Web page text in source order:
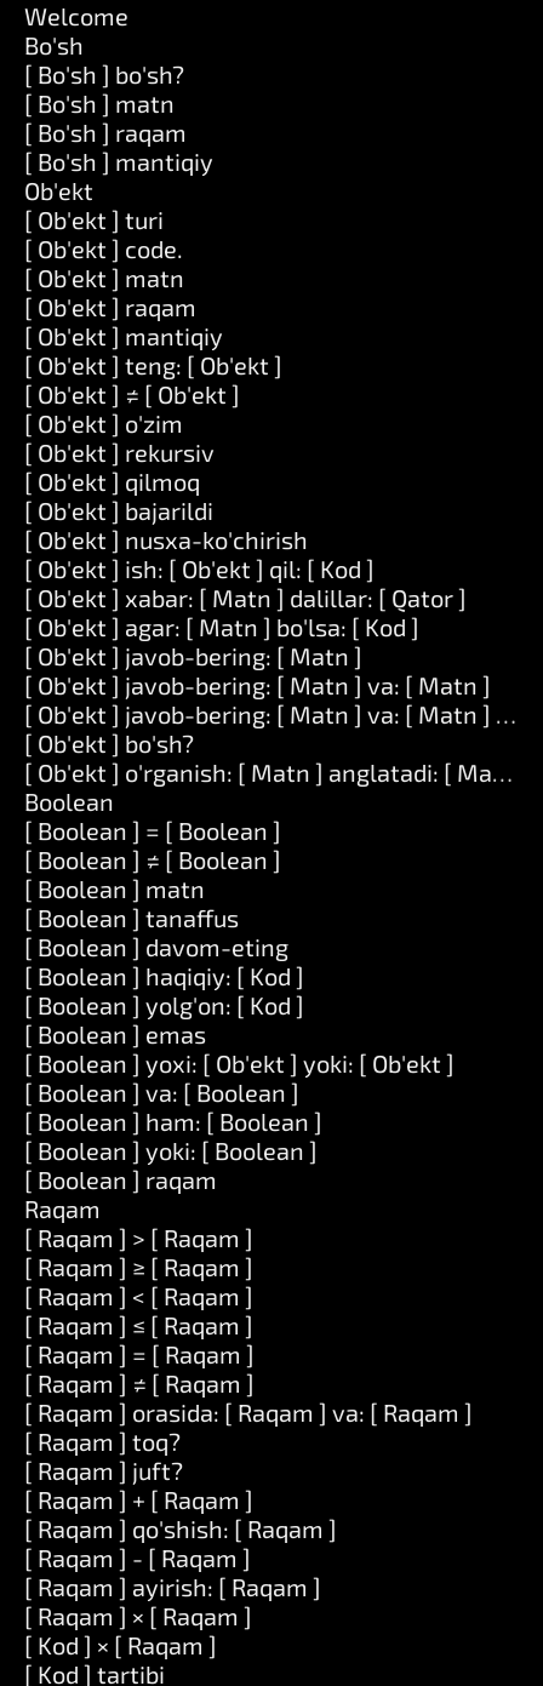
Welcome
Bo'sh
[ Bo'sh ] bo'sh?
[ Bo'sh ] matn
[ Bo'sh ] raqam
[ Bo'sh ] mantiqiy
Ob'ekt
[ Ob'ekt ] turi
[ Ob'ekt ] code.
[ Ob'ekt ] matn
[ Ob'ekt ] raqam
[ Ob'ekt ] mantiqiy
[ Ob'ekt ] teng: [ Ob'ekt ]
[ Ob'ekt ] ≠ [ Ob'ekt ]
[ Ob'ekt ] o'zim
[ Ob'ekt ] rekursiv
[ Ob'ekt ] qilmoq
[ Ob'ekt ] bajarildi
[ Ob'ekt ] nusxa-ko'chirish
[ Ob'ekt ] ish: [ Ob'ekt ] qil: [ Kod ]
[ Ob'ekt ] xabar: [ Matn ] dalillar: [ Qator ]
[ Ob'ekt ] agar: [ Matn ] bo'lsa: [ Kod ]
[ Ob'ekt ] javob-bering: [ Matn ]
[ Ob'ekt ] javob-bering: [ Matn ] va: [ Matn ]
[ Ob'ekt ] javob-bering: [ Matn ] va: [ Matn ] va:
[ Ob'ekt ] bo'sh?
[ Ob'ekt ] o'rganish: [ Matn ] anglatadi: [ Matn ]
Boolean
[ Boolean ] = [ Boolean ]
[ Boolean ] ≠ [ Boolean ]
[ Boolean ] matn
[ Boolean ] tanaffus
[ Boolean ] davom-eting
[ Boolean ] haqiqiy: [ Kod ]
[ Boolean ] yolg'on: [ Kod ]
[ Boolean ] emas
[ Boolean ] yoxi: [ Ob'ekt ] yoki: [ Ob'ekt ]
[ Boolean ] va: [ Boolean ]
[ Boolean ] ham: [ Boolean ]
[ Boolean ] yoki: [ Boolean ]
[ Boolean ] raqam
Raqam
[ Raqam ] > [ Raqam ]
[ Raqam ] ≥ [ Raqam ]
[ Raqam ] < [ Raqam ]
[ Raqam ] ≤ [ Raqam ]
[ Raqam ] = [ Raqam ]
[ Raqam ] ≠ [ Raqam ]
[ Raqam ] orasida: [ Raqam ] va: [ Raqam ]
[ Raqam ] toq?
[ Raqam ] juft?
[ Raqam ] + [ Raqam ]
[ Raqam ] qo'shish: [ Raqam ]
[ Raqam ] - [ Raqam ]
[ Raqam ] ayirish: [ Raqam ]
[ Raqam ] × [ Raqam ]
[ Kod ] × [ Raqam ]
[ Kod ] tartibi